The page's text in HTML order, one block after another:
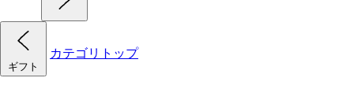
ギフト
カテゴリトップ